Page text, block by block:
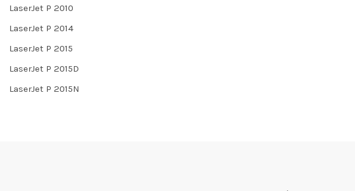
LaserJet P 2010
LaserJet P 2014
LaserJet P 2015
LaserJet P 2015D
LaserJet P 2015N